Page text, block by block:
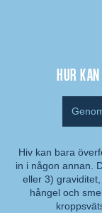
Hur
Kommentar:
Hiv kan bara
in i någon annan.
eller 3)
hångel och